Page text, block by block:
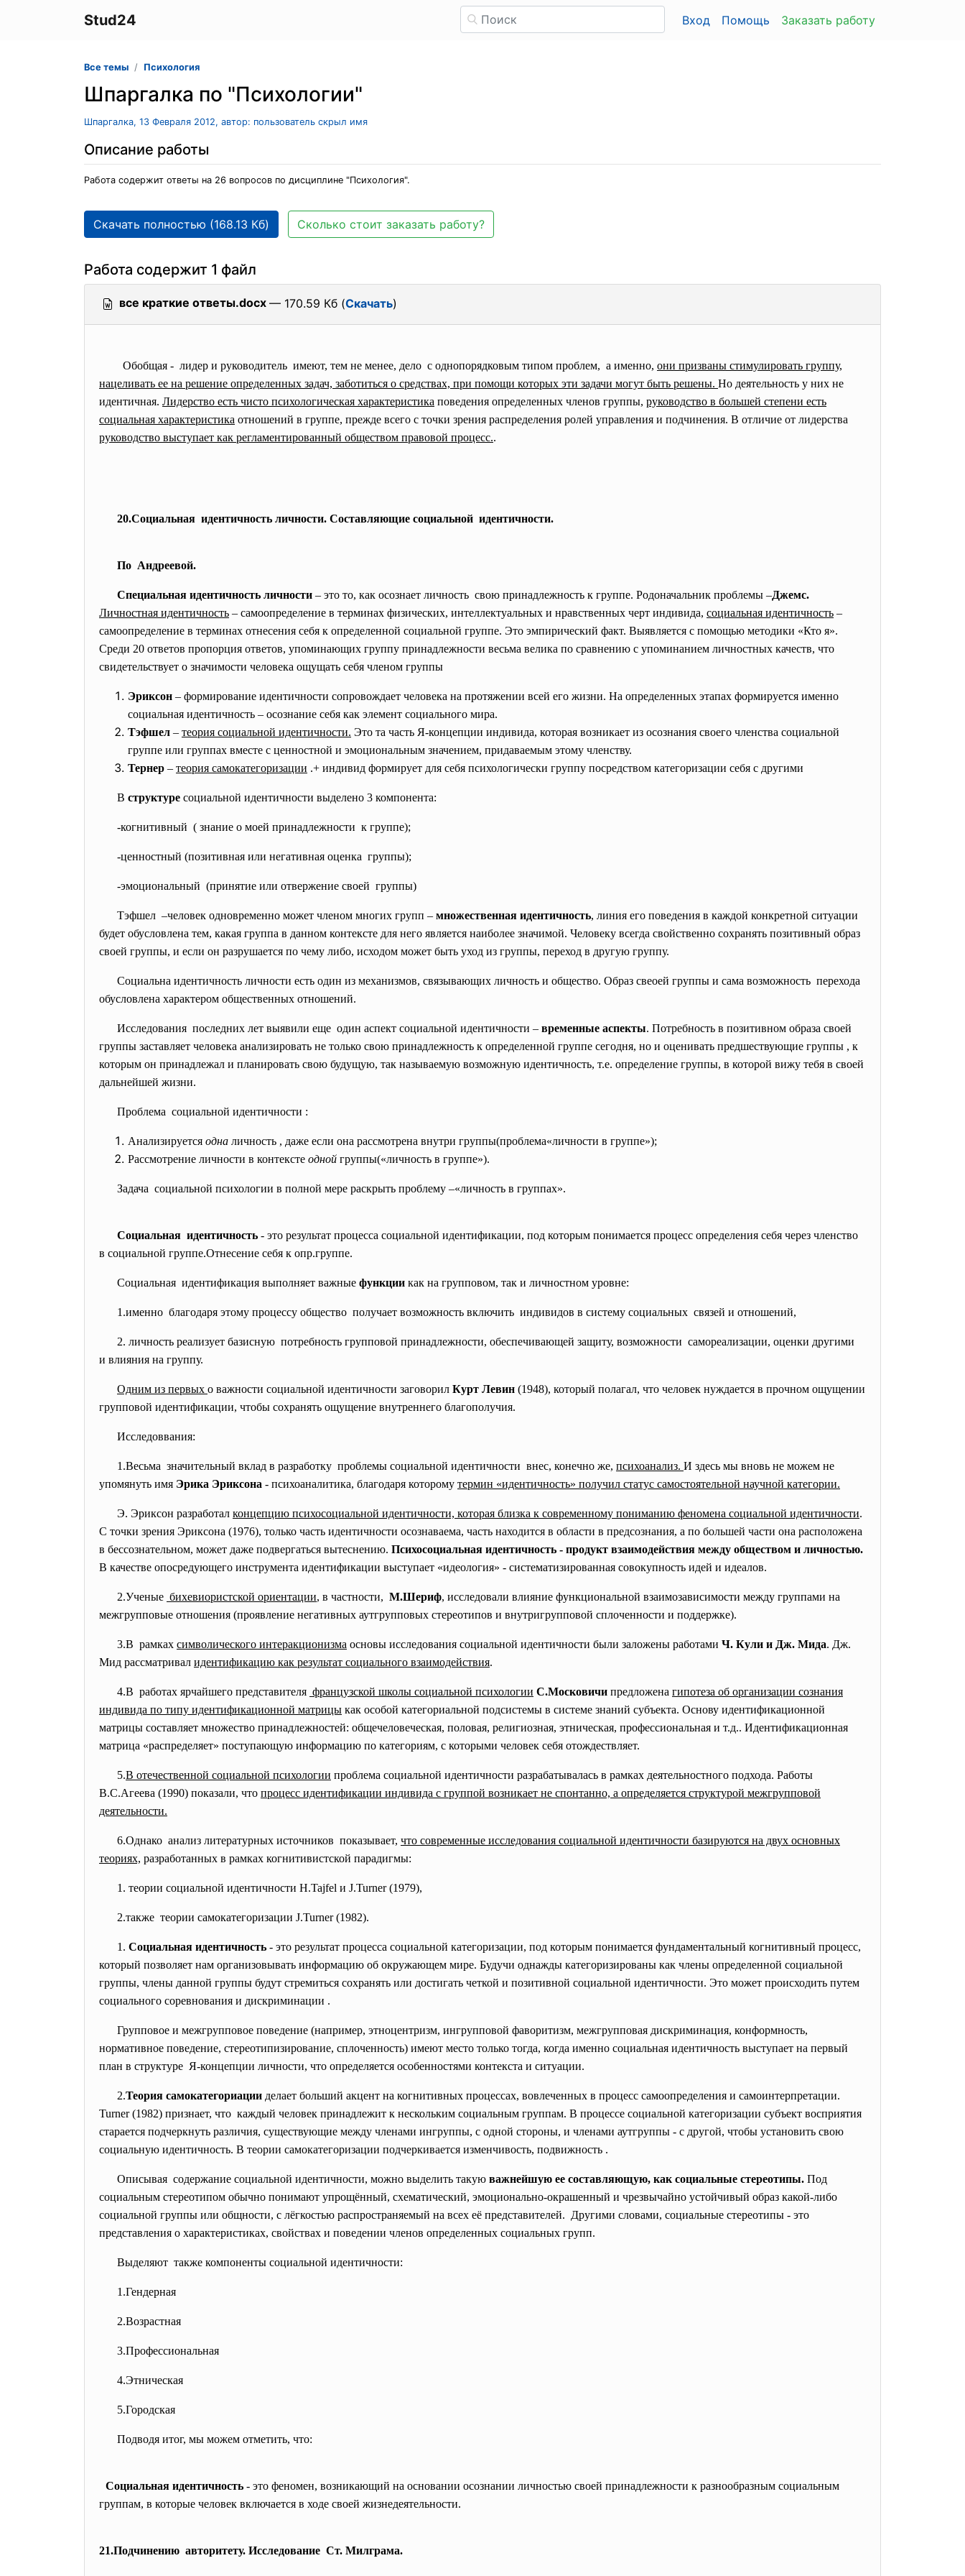
Stud24 Вход Помощь Заказать работу
Все темы Психология
Шпаргалка по "Психологии"
Шпаргалка, 13 Февраля 2012, автор: пользователь скрыл имя
Описание работы
Работа содержит ответы на 26 вопросов по дисциплине "Психология".
Скачать полностью (168.13 Кб) Сколько стоит заказать работу?
Работа содержит 1 файл
все краткие ответы.docx — 170.59 Кб (Скачать)
Обобщая - лидер и руководитель имеют, тем не менее, дело с однопорядковым типом проблем, а именно, они призваны стимулировать группу,
нацеливать ее на решение определенных задач, заботиться о средствах, при помощи которых эти задачи могут быть решены. Но деятельность у них не
идентичная. Лидерство есть чисто психологическая характеристика поведения определенных членов группы, руководство в большей степени есть
социальная характеристика отношений в группе, прежде всего с точки зрения распределения ролей управления и подчинения. В отличие от лидерства
руководство выступает как регламентированный обществом правовой процесс..
20.Социальная идентичность личности. Составляющие социальной идентичности.
По Андреевой.
Специальная идентичность личности – это то, как осознает личность свою принадлежность к группе. Родоначальник проблемы –Джемс.
Личностная идентичность – самоопределение в терминах физических, интеллектуальных и нравственных черт индивида, социальная идентичность –
самоопределение в терминах отнесения себя к определенной социальной группе. Это эмпирический факт. Выявляется с помощью методики «Кто я».
Среди 20 ответов пропорция ответов, упоминающих группу принадлежности весьма велика по сравнению с упоминанием личностных качеств, что
свидетельствует о значимости человека ощущать себя членом группы
Эриксон – формирование идентичности сопровождает человека на протяжении всей его жизни. На определенных этапах формируется именно
социальная идентичность – осознание себя как элемент социального мира.
Тэфшел – теория социальной идентичности. Это та часть Я-концепции индивида, которая возникает из осознания своего членства социальной
группе или группах вместе с ценностной и эмоциональным значением, придаваемым этому членству.
Тернер – теория самокатегоризации .+ индивид формирует для себя психологически группу посредством категоризации себя с другими
В структуре социальной идентичности выделено 3 компонента:
-когнитивный ( знание о моей принадлежности к группе);
-ценностный (позитивная или негативная оценка группы);
-эмоциональный (принятие или отвержение своей группы)
Тэфшел –человек одновременно может членом многих групп – множественная идентичность, линия его поведения в каждой конкретной ситуации
будет обусловлена тем, какая группа в данном контексте для него является наиболее значимой. Человеку всегда свойственно сохранять позитивный образ
своей группы, и если он разрушается по чему либо, исходом может быть уход из группы, переход в другую группу.
Социальна идентичность личности есть один из механизмов, связывающих личность и общество. Образ свеоей группы и сама возможность перехода
обусловлена характером общественных отношений.
Исследования последних лет выявили еще один аспект социальной идентичности – временные аспекты. Потребность в позитивном образа своей
группы заставляет человека анализировать не только свою принадлежность к определенной группе сегодня, но и оценивать предшествующие группы , к
которым он принадлежал и планировать свою будущую, так называемую возможную идентичность, т.е. определение группы, в которой вижу тебя в своей
дальнейшей жизни.
Проблема социальной идентичности :
Анализируется одна личность , даже если она рассмотрена внутри группы(проблема«личности в группе»);
Рассмотрение личности в контексте одной группы(«личность в группе»).
Задача социальной психологии в полной мере раскрыть проблему –«личность в группах».
Социальная идентичность - это результат процесса социальной идентификации, под которым понимается процесс определения себя через членство
в социальной группе.Отнесение себя к опр.группе.
Социальная идентификация выполняет важные функции как на групповом, так и личностном уровне:
1.именно благодаря этому процессу общество получает возможность включить индивидов в систему социальных связей и отношений,
2. личность реализует базисную потребность групповой принадлежности, обеспечивающей защиту, возможности самореализации, оценки другими
и влияния на группу.
Одним из первых о важности социальной идентичности заговорил Курт Левин (1948), который полагал, что человек нуждается в прочном ощущении
групповой идентификации, чтобы сохранять ощущение внутреннего благополучия.
Исследоввания:
1.Весьма значительный вклад в разработку проблемы социальной идентичности внес, конечно же, психоанализ. И здесь мы вновь не можем не
упомянуть имя Эрика Эриксона - психоаналитика, благодаря которому термин «идентичность» получил статус самостоятельной научной категории.
Э. Эриксон разработал концепцию психосоциальной идентичности, которая близка к современному пониманию феномена социальной идентичности.
С точки зрения Эриксона (1976), только часть идентичности осознаваема, часть находится в области в предсознания, а по большей части она расположена
в бессознательном, может даже подвергаться вытеснению. Психосоциальная идентичность - продукт взаимодействия между обществом и личностью.
В качестве опосредующего инструмента идентификации выступает «идеология» - систематизированная совокупность идей и идеалов.
2.Ученые бихевиористской ориентации, в частности, М.Шериф, исследовали влияние функциональной взаимозависимости между группами на
межгрупповые отношения (проявление негативных аутгрупповых стереотипов и внутригрупповой сплоченности и поддержке).
3.В рамках символического интеракционизма основы исследования социальной идентичности были заложены работами Ч. Кули и Дж. Мида. Дж.
Мид рассматривал идентификацию как результат социального взаимодействия.
4.В работах ярчайшего представителя французской школы социальной психологии С.Московичи предложена гипотеза об организации сознания
индивида по типу идентификационной матрицы как особой категориальной подсистемы в системе знаний субъекта. Основу идентификационной
матрицы составляет множество принадлежностей: общечеловеческая, половая, религиозная, этническая, профессиональная и т.д.. Идентификационная
матрица «распределяет» поступающую информацию по категориям, с которыми человек себя отождествляет.
5.В отечественной социальной психологии проблема социальной идентичности разрабатывалась в рамках деятельностного подхода. Работы
В.С.Агеева (1990) показали, что процесс идентификации индивида с группой возникает не спонтанно, а определяется структурой межгрупповой
деятельности.
6.Однако анализ литературных источников показывает, что современные исследования социальной идентичности базируются на двух основных
теориях, разработанных в рамках когнитивистской парадигмы:
1. теории социальной идентичности H.Tajfel и J.Turner (1979),
2.также теории самокатегоризации J.Turner (1982).
1. Социальная идентичность - это результат процесса социальной категоризации, под которым понимается фундаментальный когнитивный процесс,
который позволяет нам организовывать информацию об окружающем мире. Будучи однажды категоризированы как члены определенной социальной
группы, члены данной группы будут стремиться сохранять или достигать четкой и позитивной социальной идентичности. Это может происходить путем
социального соревнования и дискриминации .
Групповое и межгрупповое поведение (например, этноцентризм, ингрупповой фаворитизм, межгрупповая дискриминация, конформность,
нормативное поведение, стереотипизирование, сплоченность) имеют место только тогда, когда именно социальная идентичность выступает на первый
план в структуре Я-концепции личности, что определяется особенностями контекста и ситуации.
2.Теория самокатегориации делает больший акцент на когнитивных процессах, вовлеченных в процесс самоопределения и самоинтерпретации.
Turner (1982) признает, что каждый человек принадлежит к нескольким социальным группам. В процессе социальной категоризации субъект восприятия
старается подчеркнуть различия, существующие между членами ингруппы, с одной стороны, и членами аутгруппы - с другой, чтобы установить свою
социальную идентичность. В теории самокатегоризации подчеркивается изменчивость, подвижность .
Описывая содержание социальной идентичности, можно выделить такую важнейшую ее составляющую, как социальные стереотипы. Под
социальным стереотипом обычно понимают упрощённый, схематический, эмоционально-окрашенный и чрезвычайно устойчивый образ какой-либо
социальной группы или общности, с лёгкостью распространяемый на всех её представителей. Другими словами, социальные стереотипы - это
представления о характеристиках, свойствах и поведении членов определенных социальных групп.
Выделяют также компоненты социальной идентичности:
1.Гендерная
2.Возрастная
3.Профессиональная
4.Этническая
5.Городская
Подводя итог, мы можем отметить, что:
Социальная идентичность - это феномен, возникающий на основании осознании личностью своей принадлежности к разнообразным социальным
группам, в которые человек включается в ходе своей жизнедеятельности.
21.Подчинению авторитету. Исследование Ст. Милграма.